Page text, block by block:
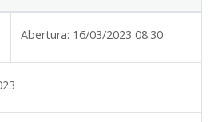
Abertura: 16/03/2023 08:30